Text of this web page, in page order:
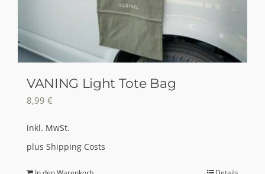
VANING Light Tote Bag
8,99 €
inkl. MwSt.
plus Shipping Costs